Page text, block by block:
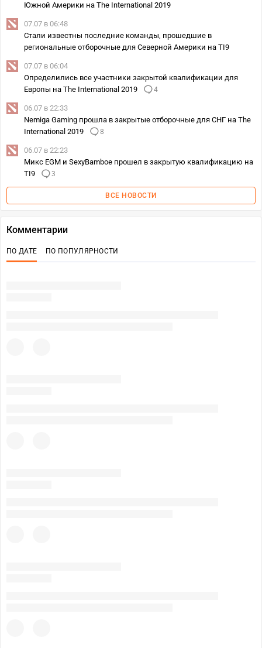
Южной Америки на The International 2019
07.07 в 06:48
Стали известны последние команды, прошедшие в
региональные отборочные для Северной Америки на TI9
07.07 в 06:04
Определились все участники закрытой квалификации для
Европы на The International 2019
4
06.07 в 22:33
Nemiga Gaming прошла в закрытые отборочные для СНГ на The
International 2019
8
06.07 в 22:23
Микс EGM и SexyBamboe прошел в закрытую квалификацию на
TI9
3
ВСЕ НОВОСТИ
Комментарии
ПО ДАТЕ ПО ПОПУЛЯРНОСТИ